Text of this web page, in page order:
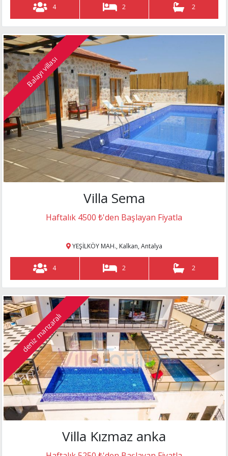
4 2 2
Balayı villası
Villa Sema
Haftalık 4500 ₺'den Başlayan Fiyatla
YEŞİLKÖY MAH., Kalkan, Antalya
4 2 2
deniz manzaralı
Villa Kızmaz anka